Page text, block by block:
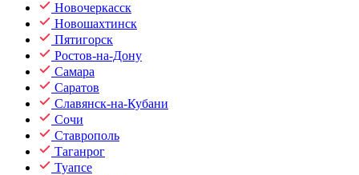
Новочеркасск
Новошахтинск
Пятигорск
Ростов-на-Дону
Самара
Саратов
Славянск-на-Кубани
Сочи
Ставрополь
Таганрог
Туапсе